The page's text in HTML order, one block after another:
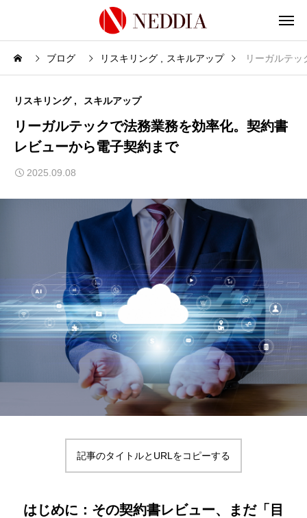
ブログ リスキリング スキルアップ リーガルテ
リスキリング スキルアップ
リーガルテックで法務業務を効率化。契約書
レビューから電子契約まで
2025.09.08
記事のタイトルとURLをコピーする
はじめに：その契約書レビュー、まだ「目